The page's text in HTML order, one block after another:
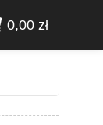
0,00 zł